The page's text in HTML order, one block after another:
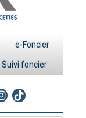
e-Foncier
Suivi foncier